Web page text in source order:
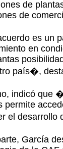
de
de
es un
en
país�,
indicó que
permite
el
García